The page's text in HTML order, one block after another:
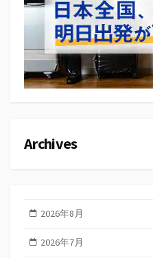
Archives
2026年8月
2026年7月